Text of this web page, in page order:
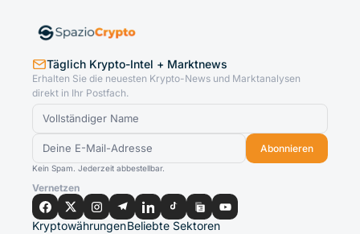
Täglich Krypto-Intel + Marktnews
Erhalten Sie die neuesten Krypto-News und Marktanalysen
direkt in Ihr Postfach.
Abonnieren
Kein Spam. Jederzeit abbestellbar.
Vernetzen
KryptowährungenBeliebte Sektoren